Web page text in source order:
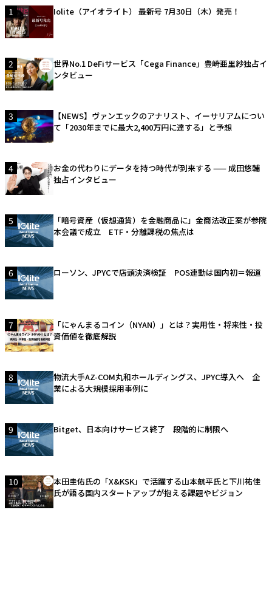
1 Iolite（アイオライト） 最新号 7月30日（木）発売！
2
世界No.1 DeFiサービス「Cega Finance」豊崎亜里紗独占イ
ンタビュー
3
【NEWS】ヴァンエックのアナリスト、イーサリアムについ
て「2030年までに最大2,400万円に達する」と予想
4
お金の代わりにデータを持つ時代が到来する —— 成田悠輔
独占インタビュー
5
「暗号資産（仮想通貨）を金融商品に」金商法改正案が参院
本会議で成立 ETF・分離課税の焦点は
6 ローソン、JPYCで店頭決済検証 POS連動は国内初＝報道
7
「にゃんまるコイン（NYAN）」とは？実用性・将来性・投
資価値を徹底解説
8
物流大手AZ-COM丸和ホールディングス、JPYC導入へ 企
業による大規模採用事例に
9 Bitget、日本向けサービス終了 段階的に制限へ
10
本田圭佑氏の「X&KSK」で活躍する山本航平氏と下川祐佳
氏が語る国内スタートアップが抱える課題やビジョン